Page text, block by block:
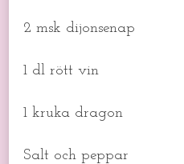
2 msk dijonsenap
1 dl rött vin
1 kruka dragon
Salt och peppar